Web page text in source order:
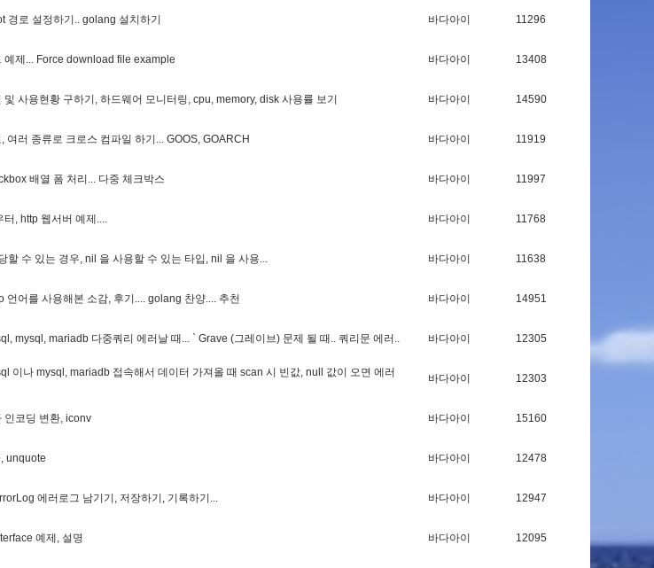
t 경로 설 정하기 .. go ang 설 치 하기 바다아이 11296
예 제 ... Force down oad fi e examp e 바다아이 13408
및 사용현 황 구하기 , 하드웨 어 모니 터 링, cpu, memory, disk 사용률 보기 바다아이 14590
, 여 러 종류로 크로스 컴파일 하기 ... GOOS, GOARC H 바다아이 11919
kbox 배 열 폼 처 리 ... 다중 체 크박스 바다아이 11997
터 , http 웹서 버 예 제 .... 바다아이 11768
할 수 있는 경우, ni 을 사용할 수 있는 타입 , ni 을 사용... 바다아이 11638
언 어 를 사용해 본 소감, 후기 .... go ang 찬양.... 추천 바다아이 14951
q , mysq , mariad b 다중쿼 리 에 러 날 때 ... ` Grave (그레 이 브) 문제 될 때 .. 쿼 리 문 에 러 .. 바다아이 12305
q 이 나 mysq , mariad b 접 속해서 데 이 터 가져 올 때 scan 시 빈값, nu 값이 오면 에 러
바다아이 12303
인코딩 변 환, iconv 바다아이 15160
, unquote 바다아이 12478
rrorLog 에 러 로그 남기 기 , 저 장하기 , 기 록하기 ... 바다아이 12947
terface 예 제 , 설 명 바다아이 12095